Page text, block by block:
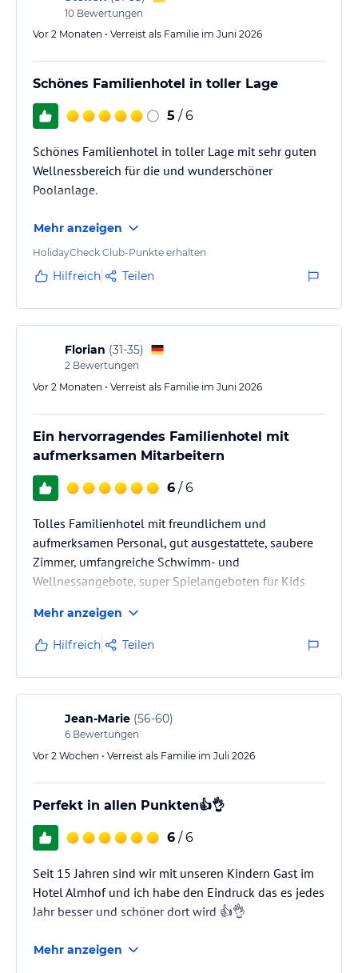
Hinweis: Allgemeine und unverbindliche
Hoteliers-/Veranstalter-/Kataloginformationen. Alle Angaben
lies vor der Buchung die verbindlichen Angebotsdetailsdes
jeweiligen Veranstalters.
10 Bewertungen
Vor 2 Monaten • Verreist als Familie im Juni 2026
Schönes Familienhotel in toller Lage
5 / 6
Schönes Familienhotel in toller Lage mit sehr guten
Wellnessbereich für die und wunderschöner
Poolanlage.
Mehr anzeigen
HolidayCheck Club-Punkte erhalten
Hilfreich Teilen
Florian (31-35)
2 Bewertungen
Vor 2 Monaten • Verreist als Familie im Juni 2026
Ein hervorragendes Familienhotel mit
aufmerksamen Mitarbeitern
6 / 6
Tolles Familienhotel mit freundlichem und
aufmerksamen Personal, gut ausgestattete, saubere
Zimmer, umfangreiche Schwimm- und
Wellnessangebote, super Spielangeboten für Kids
interpretierte Küche.
Wir haben eine rundum erholsame und schöne Zeit
verbracht und kommen auf jeden Fall wieder!
Mehr anzeigen
Hilfreich Teilen
Jean-Marie (56-60)
6 Bewertungen
Vor 2 Wochen • Verreist als Familie im Juli 2026
Perfekt in allen Punkten👍👌
6 / 6
Seit 15 Jahren sind wir mit unseren Kindern Gast im
Hotel Almhof und ich habe den Eindruck das es jedes
Jahr besser und schöner dort wird 👍👌
Mehr anzeigen